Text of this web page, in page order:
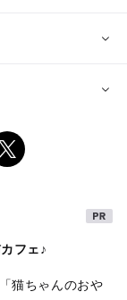
売一般：7,000
により変更にな
フェ♪
猫ちゃんのおや